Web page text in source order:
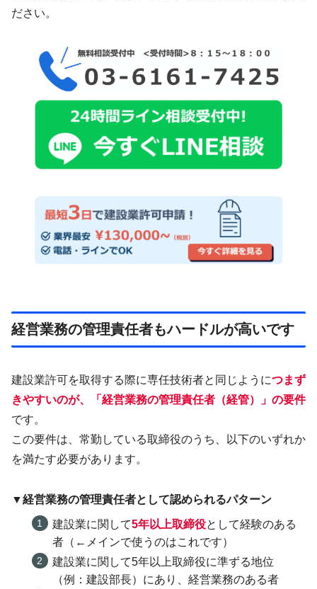
ださい。
経営業務の管理責任者もハードルが高いです
建設業許可を取得する際に専任技術者と同じようにつまず
きやすいのが、「経営業務の管理責任者（経管）」の要件
です。
この要件は、常勤している取締役のうち、以下のいずれか
を満たす必要があります。
▼経営業務の管理責任者として認められるパターン
建設業に関して5年以上取締役として経験のある
者（←メインで使うのはこれです）
建設業に関して5年以上取締役に準ずる地位
（例：建設部長）にあり、経営業務のある者